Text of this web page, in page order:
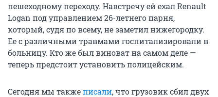
пешеходному переходу. Навстречу ей ехал Renault
Logan под управлением 26-летнего парня,
который, судя по всему, не заметил нижегородку.
Ее с различными травмами госпитализировали в
больницу. Кто же был виноват на самом деле —
теперь предстоит установить полицейским.
Сегодня мы такжеписали, что грузовик сбил двух